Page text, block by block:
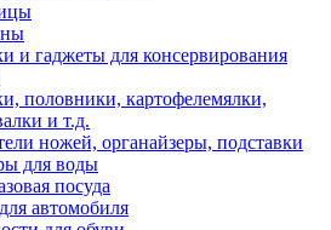
и гаджеты для консервирования
половники, картофелемялки,
и т.д.
ножей, органайзеры, подставки
для воды
посуда
автомобиля